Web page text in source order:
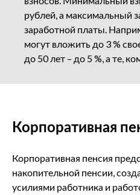
рублей, а максимальный
заработной платы.
могут вложить до 3 %
до 50 лет – до 5 %, а те,
Корпоративная
Корпоративная пенсия
накопительной пенсии,
усилиями работника и